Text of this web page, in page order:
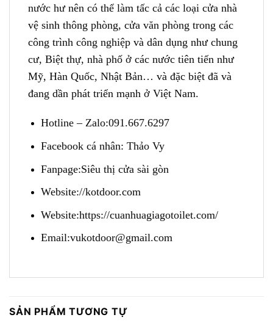
nước hư nên có thể làm tấc cả các loại cửa nhà
vệ sinh thông phòng, cửa văn phòng trong các
công trình công nghiệp và dân dụng như chung
cư, Biệt thự, nhà phố ở các nước tiên tiến như
Mỹ, Hàn Quốc, Nhật Bản… và đặc biệt đã và
đang dần phát triển mạnh ở Việt Nam.
Hotline – Zalo:091.667.6297
Facebook cá nhân: Thảo Vy
Fanpage:Siêu thị cửa sài gòn
Website://kotdoor.com
Website:https://cuanhuagiagotoilet.com/
Email:vukotdoor@gmail.com
SẢN PHẨM TƯƠNG TỰ